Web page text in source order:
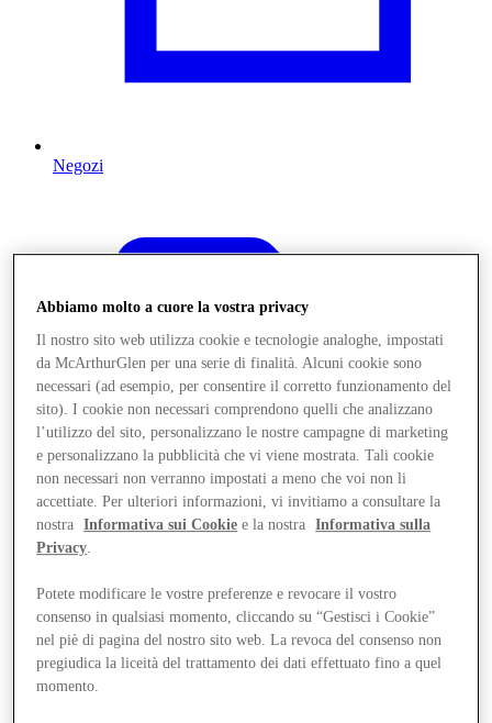
Negozi
Offerte
Abbiamo molto a cuore la vostra privacy
Il nostro sito web utilizza cookie e tecnologie analoghe, impostati
da McArthurGlen per una serie di finalità. Alcuni cookie sono
necessari (ad esempio, per consentire il corretto funzionamento del
sito). I cookie non necessari comprendono quelli che analizzano
l’utilizzo del sito, personalizzano le nostre campagne di marketing
e personalizzano la pubblicità che vi viene mostrata. Tali cookie
non necessari non verranno impostati a meno che voi non li
accettiate. Per ulteriori informazioni, vi invitiamo a consultare la
nostra
Informativa sui Cookie e la nostra
Informativa sulla
Privacy.
Potete modificare le vostre preferenze e revocare il vostro
consenso in qualsiasi momento, cliccando su “Gestisci i Cookie”
nel piè di pagina del nostro sito web. La revoca del consenso non
pregiudica la liceità del trattamento dei dati effettuato fino a quel
momento.